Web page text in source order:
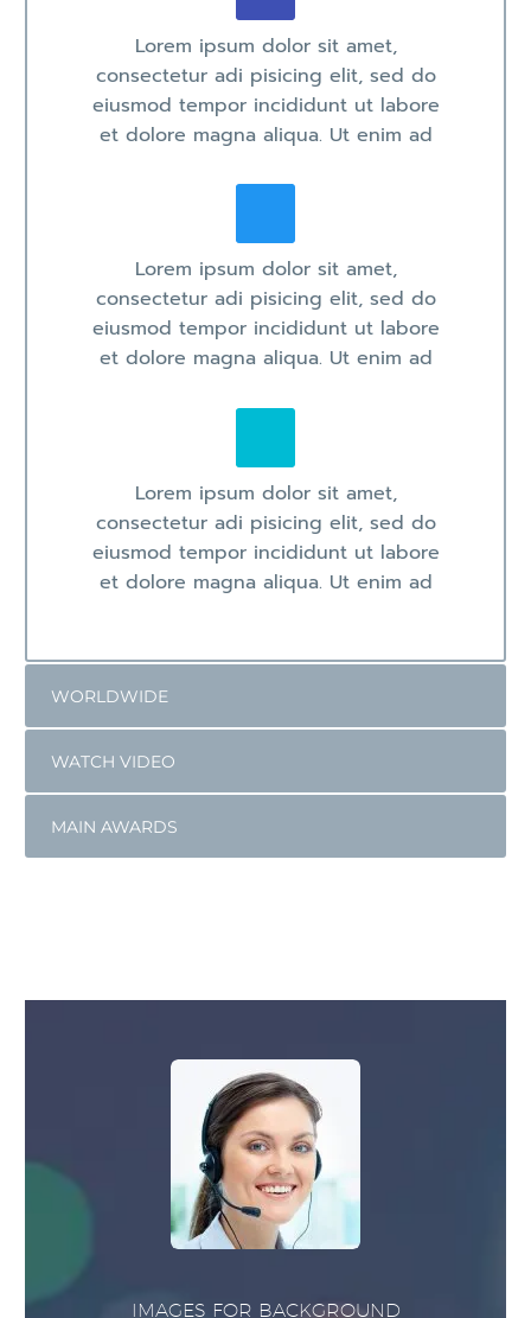
Lorem ipsum dolor sit amet,
consectetur adi pisicing elit, sed do
eiusmod tempor incididunt ut labore
et dolore magna aliqua. Ut enim ad
Lorem ipsum dolor sit amet,
consectetur adi pisicing elit, sed do
eiusmod tempor incididunt ut labore
et dolore magna aliqua. Ut enim ad
Lorem ipsum dolor sit amet,
consectetur adi pisicing elit, sed do
eiusmod tempor incididunt ut labore
et dolore magna aliqua. Ut enim ad
WORLDWIDE
WATCH VIDEO
MAIN AWARDS
IMAGES FOR BACKGROUND